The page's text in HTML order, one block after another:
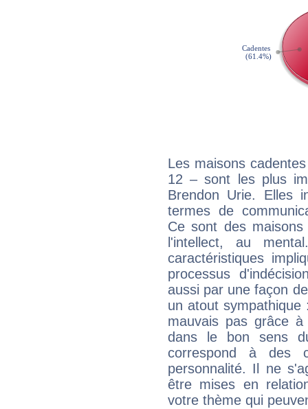
Les maisons
12 – sont les plus
Brendon Urie. Elles
termes de
Ce sont des
l'intellect, au
caractéristiques
processus
aussi par une façon
un atout
mauvais pas grâce
dans le bon sens
correspond à des
personnalité. Il ne
être mises en
votre thème qui